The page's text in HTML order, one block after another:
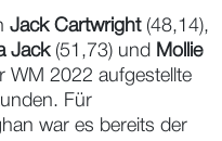
Jack Cartwright(48,14),
Jack(51,73) und Mollie
WM 2022 aufgestellte
Für
war es bereits der